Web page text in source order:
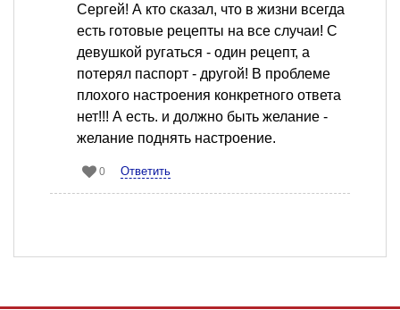
Сергей! А кто сказал, что в жизни всегда
есть готовые рецепты на все случаи! С
девушкой ругаться - один рецепт, а
потерял паспорт - другой! В проблеме
плохого настроения конкретного ответа
нет!!! А есть. и должно быть желание -
желание поднять настроение.
0 Ответить